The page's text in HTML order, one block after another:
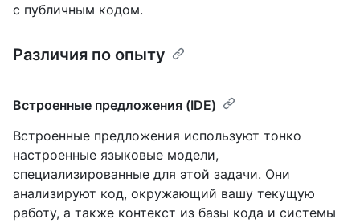
с публичным кодом.
Различия по опыту
Встроенные предложения (IDE)
Встроенные предложения используют тонко
настроенные языковые модели,
специализированные для этой задачи. Они
анализируют код, окружающий вашу текущую
работу, а также контекст из базы кода и системы